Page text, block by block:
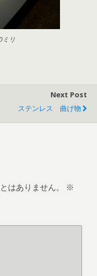
リ
Next Post
ステンレス 曲げ物
はありません。
※